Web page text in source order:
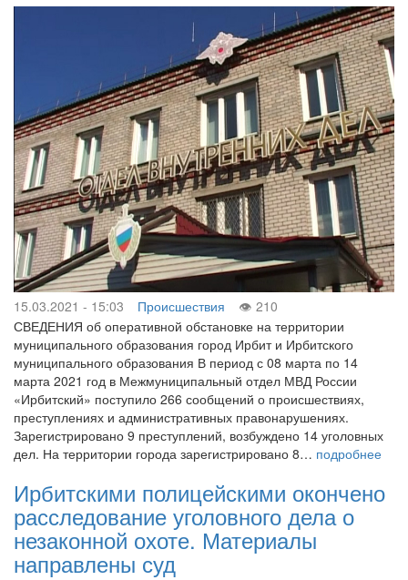
15.03.2021 - 15:03 Происшествия
210
СВЕДЕНИЯ об оперативной обстановке на территории
муниципального образования город Ирбит и Ирбитского
муниципального образования В период с 08 марта по 14
марта 2021 год в Межмуниципальный отдел МВД России
«Ирбитский» поступило 266 сообщений о происшествиях,
преступлениях и административных правонарушениях.
Зарегистрировано 9 преступлений, возбуждено 14 уголовных
дел. На территории города зарегистрировано 8… подробнее
Ирбитскими полицейскими окончено
расследование уголовного дела о
незаконной охоте. Материалы
направлены суд